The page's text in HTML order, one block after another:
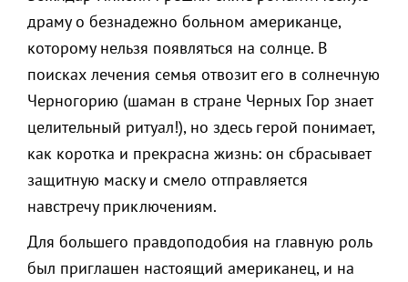
драму о безнадежно больном американце,
которому нельзя появляться на солнце. В
поисках лечения семья отвозит его в солнечную
Черногорию (шаман в стране Черных Гор знает
целительный ритуал!), но здесь герой понимает,
как коротка и прекрасна жизнь: он сбрасывает
защитную маску и смело отправляется
навстречу приключениям.
Для большего правдоподобия на главную роль
был приглашен настоящий американец, и на